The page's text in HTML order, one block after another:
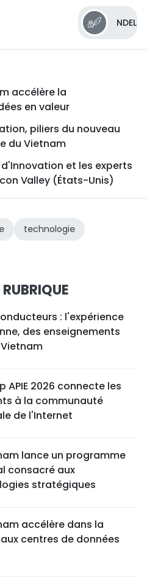
NDEL
accélère la
en valeur
piliers du nouveau
du Vietnam
et les experts
Valley (États-Unis)
technologie
: l'expérience
des enseignements
APIE 2026 connecte les
à la communauté
de l'Internet
lance un programme
consacré aux
stratégiques
accélère dans la
centres de données